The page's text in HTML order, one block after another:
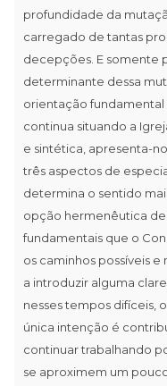
profundidade da
carregado de tantas
decepções. E somente
determinante dessa
orientação
continua situando a
e sintética, apresenta-
três aspectos de
determina o sentido
opção hermenêutica de
fundamentais que o
os caminhos possíveis
a introduzir alguma
nesses tempos difíceis,
única intenção é
continuar trabalhando
se aproximem um